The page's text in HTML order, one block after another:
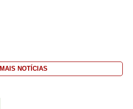
MAIS NOTÍCIAS